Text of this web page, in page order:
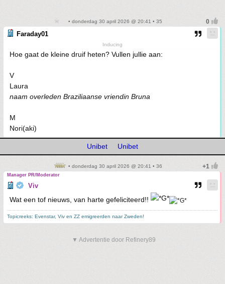
• donderdag 30 april 2026 @ 20:41 • 35
Faraday01
Inducing
Hoe gaat de kleine druif heten? Vullen jullie aan:
V
Laura
naam overleden Braziliaanse vriendin Bruna
M
Nori(aki)
Unibet Unibet
• donderdag 30 april 2026 @ 20:41 • 36
Manager PR/Moderator
Viv
Wat een tof nieuws, van harte gefeliciteerd!!
Topicreeks: Evenstar, Viv en ZZ emigreerden naar Zweden!
▼ Advertentie door Refinery89